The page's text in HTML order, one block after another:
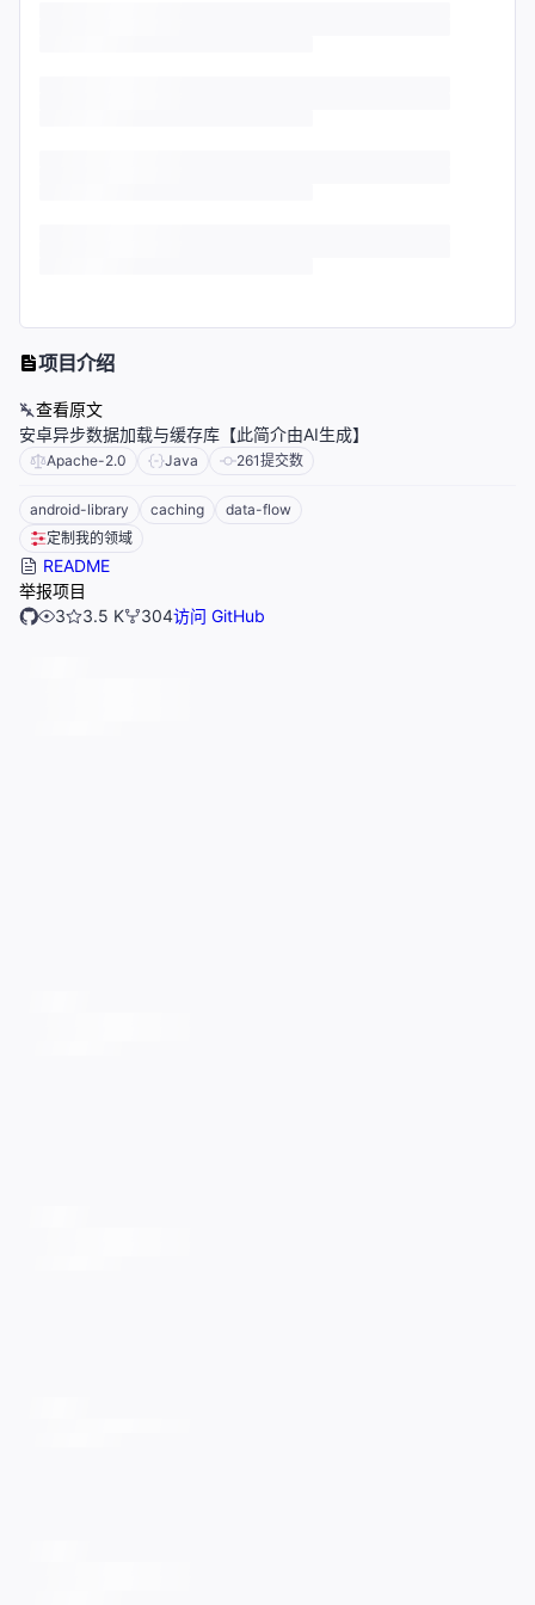
项目介绍
查看原文
安卓异步数据加载与缓存库【此简介由AI生成】
Apache-2.0 Java 261提交数
android-library caching
data-flow
定制我的领域
README
举报项目
3
3.5 K 304访问 GitHub